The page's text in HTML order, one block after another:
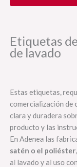
Etiquetas
de lavado
Estas etiquetas,
comercialización de
clara y duradera
producto y las
En Adenea las
satén o el poliéster
al lavado y al uso